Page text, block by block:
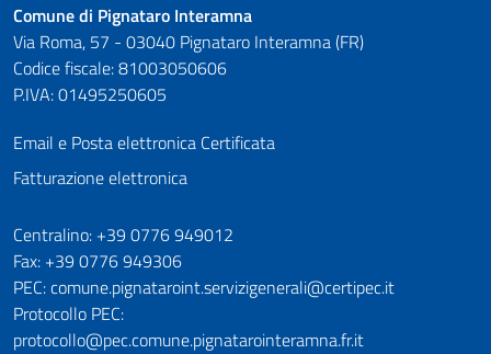
Comune di Pignataro Interamna
Via Roma, 57 - 03040 Pignataro Interamna (FR)
Codice fiscale: 81003050606
P.IVA: 01495250605
Email e Posta elettronica Certificata
Fatturazione elettronica
Numeri utili
Centralino: +39 0776 949012
Fax: +39 0776 949306
PEC: comune.pignataroint.servizigenerali@certipec.it
Protocollo PEC:
protocollo@pec.comune.pignatarointeramna.fr.it